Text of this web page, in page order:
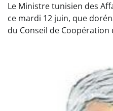
Le Ministre tunisien des
ce mardi 12 juin, que
du Conseil de